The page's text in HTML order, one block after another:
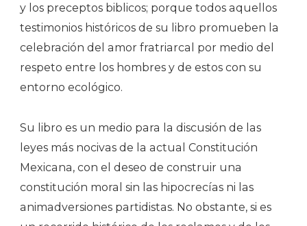
y los preceptos biblicos; porque todos aquellos
testimonios históricos de su libro promueben la
celebración del amor fratriarcal por medio del
respeto entre los hombres y de estos con su
entorno ecológico.
Su libro es un medio para la discusión de las
leyes más nocivas de la actual Constitución
Mexicana, con el deseo de construir una
constitución moral sin las hipocrecías ni las
animadversiones partidistas. No obstante, si es